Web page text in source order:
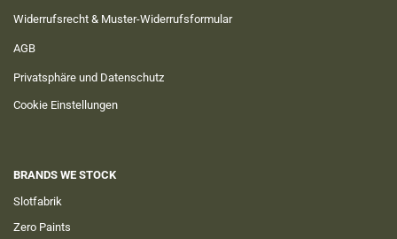
Widerrufsrecht & Muster-Widerrufsformular
AGB
Privatsphäre und Datenschutz
Cookie Einstellungen
BRANDS WE STOCK
Slotfabrik
Zero Paints